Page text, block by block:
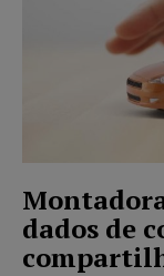
dados de